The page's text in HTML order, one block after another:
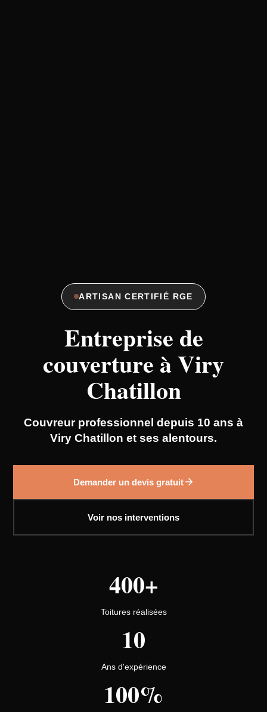
ARTISAN CERTIFIÉ RGE
Entreprise de
couverture à Viry
Chatillon
Couvreur professionnel depuis 10 ans à
Viry Chatillon et ses alentours.
Demander un devis gratuit
Voir nos interventions
400+
Toitures réalisées
10
Ans d'expérience
100%